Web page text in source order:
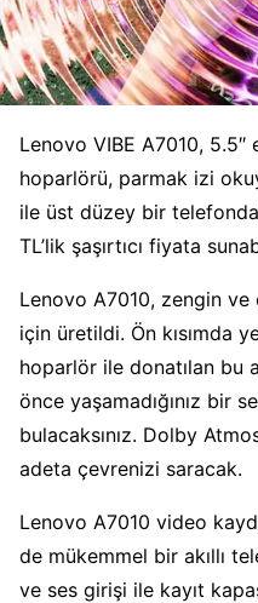
Lenovo VIBE A7010,
hoparlörü, parmak izi
ile üst düzey bir
TL’lik şaşırtıcı fiyata
Lenovo A7010, zengin
için üretildi. Ön kısımda
hoparlör ile donatılan bu
önce yaşamadığınız bir
bulacaksınız. Dolby
adeta çevrenizi saracak.
Lenovo A7010 video
de mükemmel bir akıllı
ve ses girişi ile kayıt